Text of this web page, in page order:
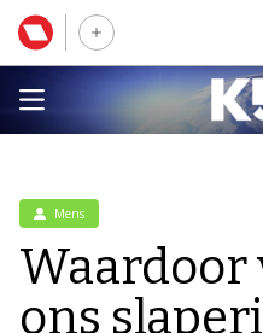
Mens
Waardoor
ons